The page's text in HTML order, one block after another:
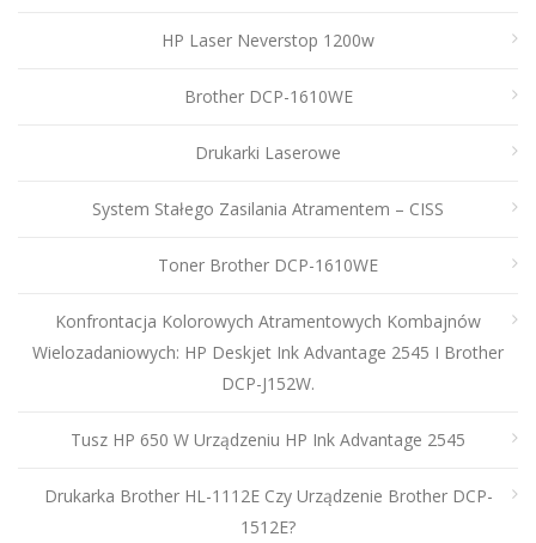
HP Laser Neverstop 1200w
Brother DCP-1610WE
Drukarki Laserowe
System Stałego Zasilania Atramentem – CISS
Toner Brother DCP-1610WE
Konfrontacja Kolorowych Atramentowych Kombajnów
Wielozadaniowych: HP Deskjet Ink Advantage 2545 I Brother
DCP-J152W.
Tusz HP 650 W Urządzeniu HP Ink Advantage 2545
Drukarka Brother HL-1112E Czy Urządzenie Brother DCP-
1512E?